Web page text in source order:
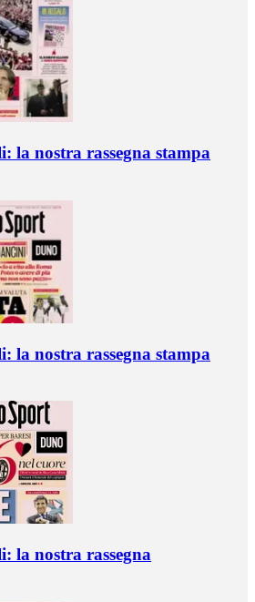
la nostra rassegna stampa
la nostra rassegna stampa
la nostra rassegna